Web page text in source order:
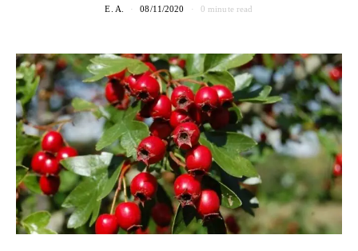
E. A. 08/11/2020 0 minute read